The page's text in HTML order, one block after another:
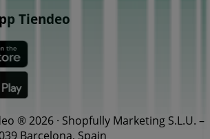
Tiendeo
® 2026 · Shopfully Marketing S.L.U. –
Barcelona, Spain